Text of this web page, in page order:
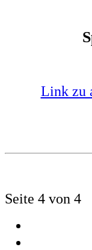
Link zu
Seite 4 von 4